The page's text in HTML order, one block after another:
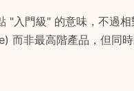
入門級" 的意味，不過相
而非最高階產品，但同